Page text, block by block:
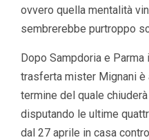
ovvero quella mentalità
sembrerebbe purtroppo
Dopo Sampdoria e Parma
trasferta mister Mignani è
termine del quale
disputando le ultime
dal 27 aprile in casa